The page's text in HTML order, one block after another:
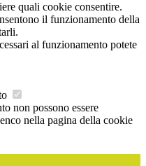
quali cookie consentire.
il funzionamento della
al funzionamento potete
non possono essere
nella pagina della cookie